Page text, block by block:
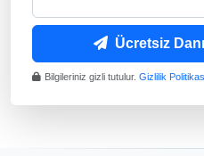
Ücretsiz
Bilgileriniz gizli tutulur. Gizlilik